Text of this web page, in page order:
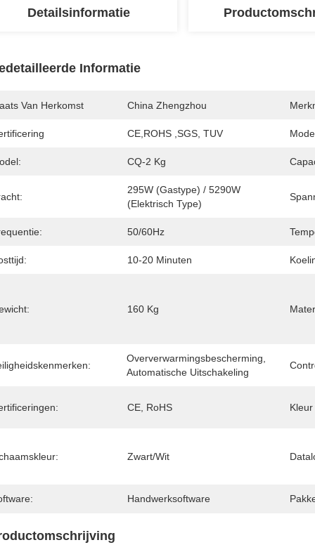
Detailsinformatie
Informatie
Van Herkomst China Zhengzhou
CE,ROHS ,SGS, TUV
CQ-2 Kg
295W (gastype) / 5290W
(elektrisch Type)
50/60Hz
10-20 Minuten
160 Kg
Oververwarmingsbescherming,
Automatische Uitschakeling
CE, RoHS
Zwart/wit
Handwerksoftware